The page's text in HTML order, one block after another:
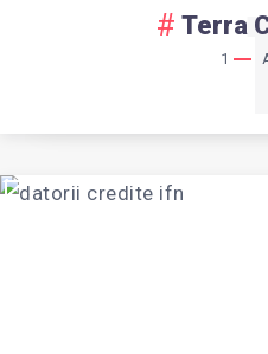
Terra
1